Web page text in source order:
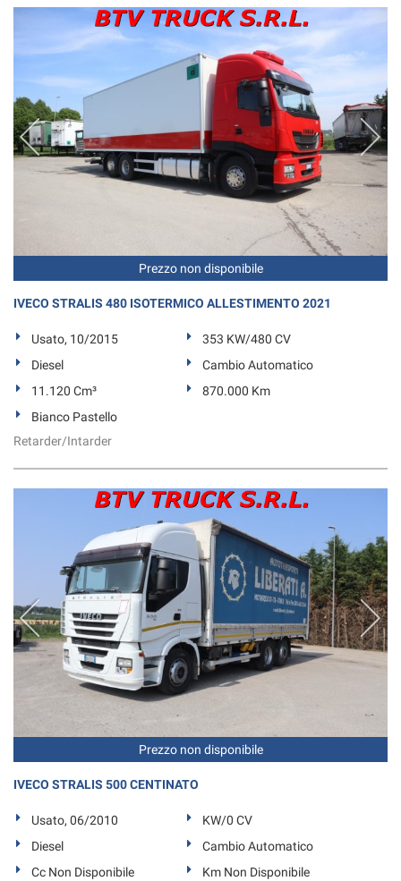
Prezzo non disponibile
IVECO STRALIS 480 ISOTERMICO ALLESTIMENTO 2021
Usato, 10/2015
353 KW/480 CV
Diesel
Cambio Automatico
11.120 Cm³
870.000 Km
Bianco Pastello
Retarder/Intarder
Prezzo non disponibile
IVECO STRALIS 500 CENTINATO
Usato, 06/2010
KW/0 CV
Diesel
Cambio Automatico
Cc Non Disponibile
Km Non Disponibile